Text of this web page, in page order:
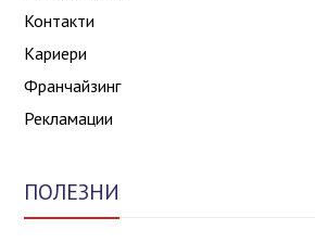
Контакти
Кариери
Франчайзинг
Рекламации
ПОЛЕЗНИ